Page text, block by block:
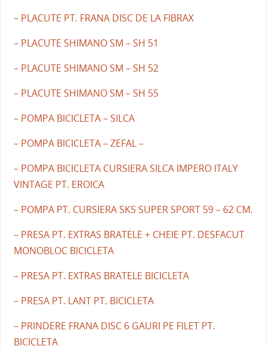
– PLACUTE PT. FRANA DISC DE LA FIBRAX
– PLACUTE SHIMANO SM – SH 51
– PLACUTE SHIMANO SM – SH 52
– PLACUTE SHIMANO SM – SH 55
– POMPA BICICLETA – SILCA
– POMPA BICICLETA – ZEFAL –
– POMPA BICICLETA CURSIERA SILCA IMPERO ITALY
VINTAGE PT. EROICA
– POMPA PT. CURSIERA SKS SUPER SPORT 59 – 62 CM.
– PRESA PT. EXTRAS BRATELE + CHEIE PT. DESFACUT
MONOBLOC BICICLETA
– PRESA PT. EXTRAS BRATELE BICICLETA
– PRESA PT. LANT PT. BICICLETA
– PRINDERE FRANA DISC 6 GAURI PE FILET PT.
BICICLETA